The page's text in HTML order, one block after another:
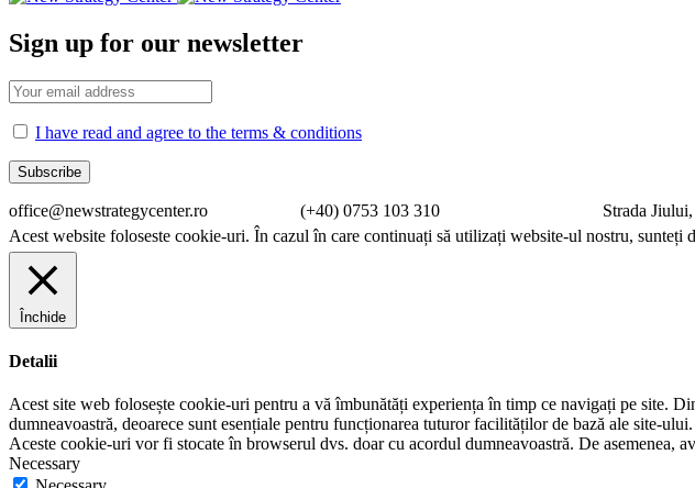
Sign up for our newsletter
I have read and agree to the terms & conditions
office@newstrategycenter.ro (+40) 0753 103 310 Strada Jiului, nr. 133,
Acest website foloseste cookie-uri. În cazul în care continuați să utilizați website-ul nostru, sunteți
Închide
Detalii
Acest site web folosește cookie-uri pentru a vă îmbunătăți experiența în timp ce navigați pe site.
dumneavoastră, deoarece sunt esențiale pentru funcționarea tuturor facilităților de bază ale site-
Aceste cookie-uri vor fi stocate în browserul dvs. doar cu acordul dumneavoastră. De asemenea,
Necessary